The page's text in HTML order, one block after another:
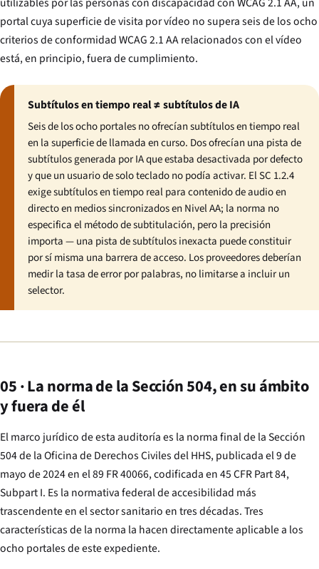
portal cuya superficie de visita por vídeo no supera seis de los ocho
criterios de conformidad WCAG 2.1 AA relacionados con el vídeo
está, en principio, fuera de cumplimiento.
Subtítulos en tiempo real ≠ subtítulos de IA
Seis de los ocho portales no ofrecían subtítulos en tiempo real
en la superficie de llamada en curso. Dos ofrecían una pista de
subtítulos generada por IA que estaba desactivada por defecto
y que un usuario de solo teclado no podía activar. El SC 1.2.4
exige subtítulos en tiempo real para contenido de audio en
directo en medios sincronizados en Nivel AA; la norma no
especifica el método de subtitulación, pero la precisión
importa — una pista de subtítulos inexacta puede constituir
por sí misma una barrera de acceso. Los proveedores deberían
medir la tasa de error por palabras, no limitarse a incluir un
selector.
05 · La norma de la Sección 504, en su ámbito
y fuera de él
El marco jurídico de esta auditoría es la norma final de la Sección
504 de la Oficina de Derechos Civiles del HHS, publicada el 9 de
mayo de 2024 en el 89 FR 40066, codificada en 45 CFR Part 84,
Subpart I. Es la normativa federal de accesibilidad más
trascendente en el sector sanitario en tres décadas. Tres
características de la norma la hacen directamente aplicable a los
ocho portales de este expediente.